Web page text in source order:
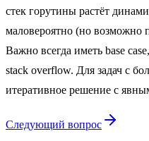
стек горутины растёт
маловероятно (но возможно
Важно всегда иметь base
stack overflow. Для задач с
итеративное решение с
Следующий вопрос